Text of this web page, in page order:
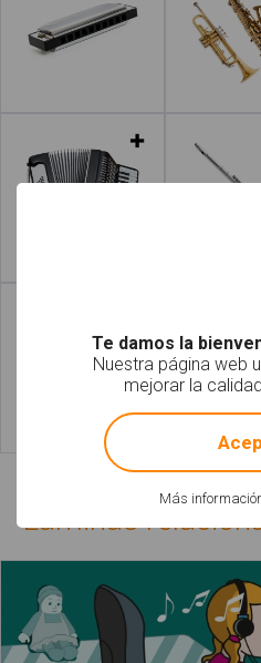
Leer más
Láminas
Te damos la
Nuestra página web
mejorar la
Más
! Not